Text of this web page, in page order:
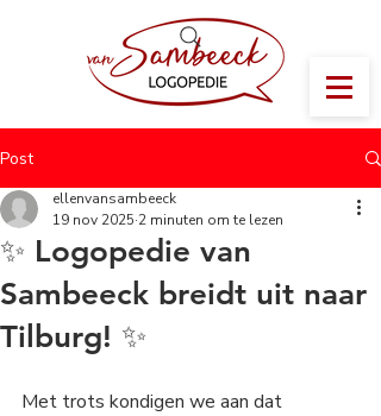
Post
✨ Logopedie van
Sambeeck breidt uit naar
Tilburg! ✨
ellenvansambeeck
19 nov 2025 2 minuten om te lezen
Met trots kondigen we aan dat